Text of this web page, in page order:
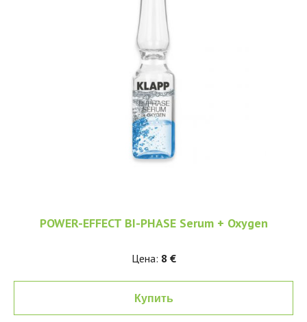
POWER-EFFECT BI-PHASE Serum + Oxygen
Цена: 8 €
Купить